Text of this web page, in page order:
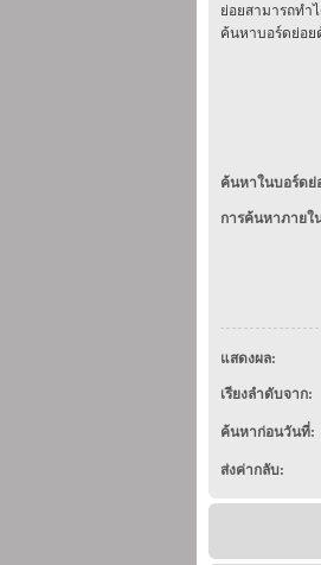
ย่อยสามารถทำ
ค้นหาบอร์ดย่อย
ค้นหาในบอร์ดย่
การค้นหาภายใ
แสดงผล:
เรียงลำดับจาก:
ค้นหาก่อนวันที่:
ส่งค่ากลับ: